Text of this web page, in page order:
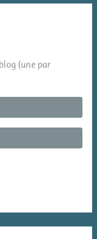
(une par